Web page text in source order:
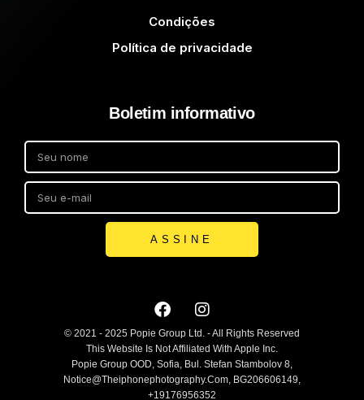
Condições
Política de privacidade
Boletim informativo
ASSINE
© 2021 - 2025 Popie Group Ltd. - All Rights Reserved
This Website Is Not Affiliated With Apple Inc.
Popie Group OOD, Sofia, Bul. Stefan Stambolov 8,
Notice@theiphonephotography.com, BG206606149,
+19176956352